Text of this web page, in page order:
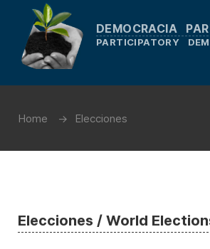
DEMOCRACIA
PARTICIPATORY
Home Elecciones
Elecciones / World